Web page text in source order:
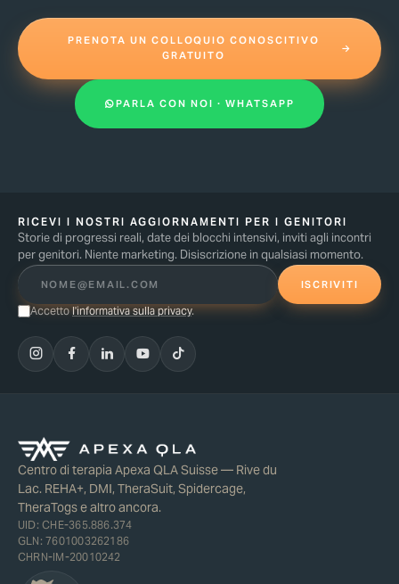
PRENOTA UN COLLOQUIO CONOSCITIVO
GRATUITO
PARLA CON NOI · WHATSAPP
RICEVI I NOSTRI AGGIORNAMENTI PER I GENITORI
Storie di progressi reali, date dei blocchi intensivi, inviti agli incontri
per genitori. Niente marketing. Disiscrizione in qualsiasi momento.
ISCRIVITI
Accettol'informativa sulla privacy.
Centro di terapia Apexa QLA Suisse — Rive du
Lac. REHA+, DMI, TheraSuit, Spidercage,
TheraTogs e altro ancora.
UID: CHE-365.886.374
GLN: 7601003262186
CHRN-IM-20010242